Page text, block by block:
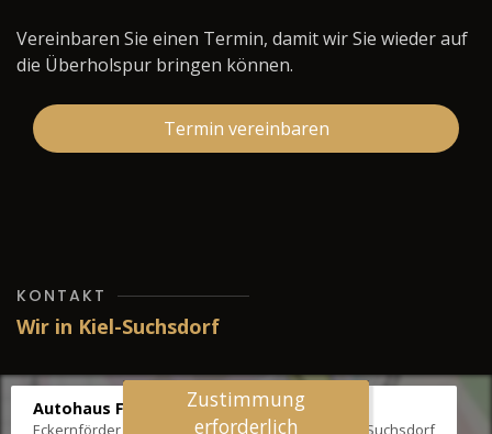
Vereinbaren Sie einen Termin, damit wir Sie wieder auf
die Überholspur bringen können.
Termin vereinbaren
KONTAKT
Wir in Kiel-Suchsdorf
Autohaus Fräter
Eckernförder Str. /Klausbrooker Weg 1, 24107 Kiel-Suchsdorf
Zustimmung
erforderlich